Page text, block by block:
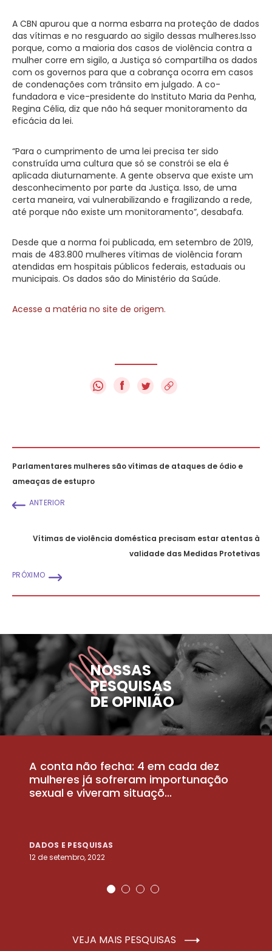
A CBN apurou que a norma esbarra na proteção de dados
das vítimas e no resguardo ao sigilo dessas mulheres.Isso
porque, como a maioria dos casos de violência contra a
mulher corre em sigilo, a Justiça só compartilha os dados
com os governos para que a cobrança ocorra em casos
de condenações com trânsito em julgado. A co-
fundadora e vice-presidente do Instituto Maria da Penha,
Regina Célia, diz que não há sequer monitoramento da
eficácia da lei.
“Para o cumprimento de uma lei precisa ter sido
construída uma cultura que só se constrói se ela é
aplicada diuturnamente. A gente observa que existe um
desconhecimento por parte da Justiça. Isso, de uma
certa maneira, vai vulnerabilizando e fragilizando a rede,
até porque não existe um monitoramento”, desabafa.
Desde que a norma foi publicada, em setembro de 2019,
mais de 483.800 mulheres vítimas de violência foram
atendidas em hospitais públicos federais, estaduais ou
municipais. Os dados são do Ministério da Saúde.
Acesse a matéria no site de origem.
f
Parlamentares mulheres são vítimas de ataques de ódio e
ameaças de estupro
ANTERIOR
Vítimas de violência doméstica precisam estar atentas à
validade das Medidas Protetivas
PRÓXIMO
NOSSAS
PESQUISAS
DE OPINIÃO
A conta não fecha: 4 em cada dez
mulheres já sofreram importunação
sexual e viveram situaçõ...
DADOS E PESQUISAS
12 de setembro, 2022
VEJA MAIS PESQUISAS